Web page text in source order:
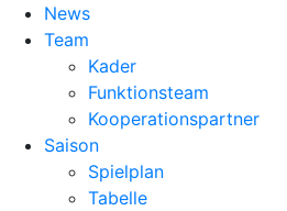
News
Team
Kader
Funktionsteam
Kooperationspartner
Saison
Spielplan
Tabelle